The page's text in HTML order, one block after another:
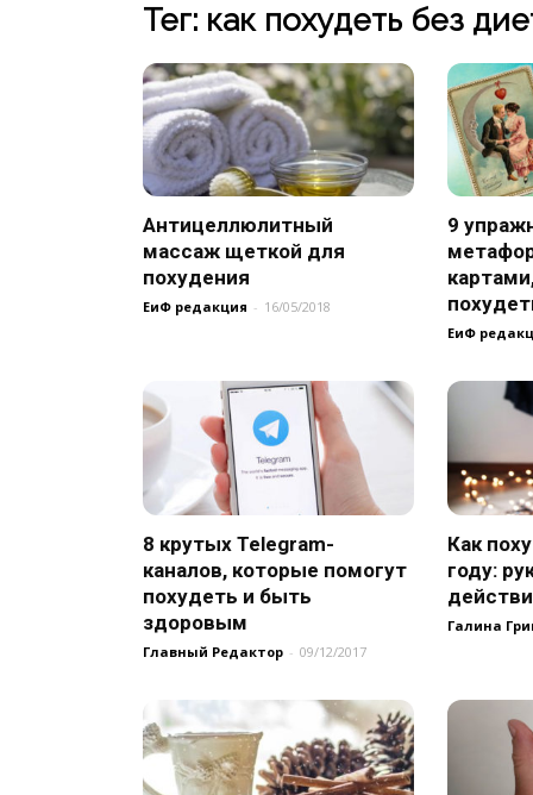
Тег: как похудеть без
Антицеллюлитный
массаж щеткой для
похудения
ЕиФ редакция - 16/05/2018
9
ЕиФ
8 крутых Telegram-
каналов, которые помогут
похудеть и быть
здоровым
Главный Редактор - 09/12/2017
Как
году:
Галина